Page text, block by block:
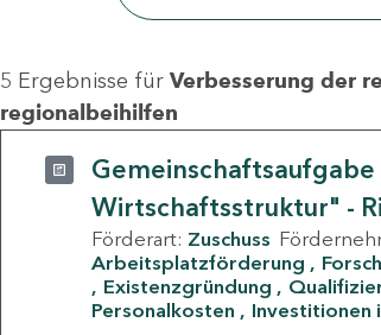
5 Ergebnisse für Verbesserung der
regionalbeihilfen
Wirtschaftsstruktur" -
Förderart: Zuschuss
Arbeitsplatzförderung
Existenzgründung
Personalkosten
Investitionen